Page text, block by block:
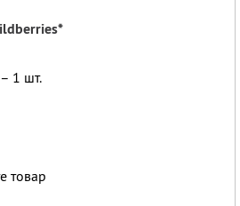
1 шт.
товар